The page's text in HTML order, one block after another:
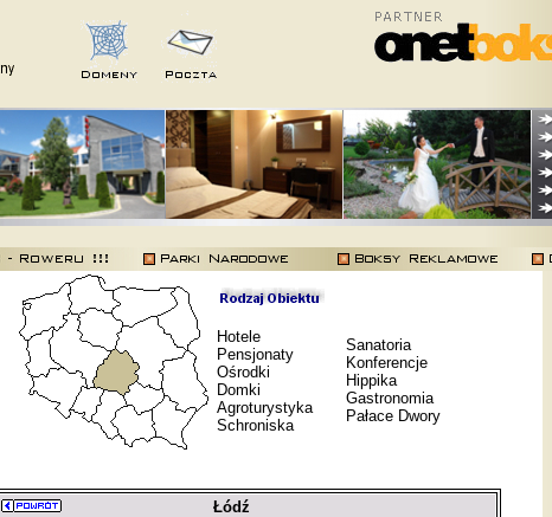
Hotele
Pensjonaty
Ośrodki
Domki
Agroturystyka
Schroniska
Sanatoria
Konferencje
Hippika
Gastronomia
Pałace Dwory
Łódź